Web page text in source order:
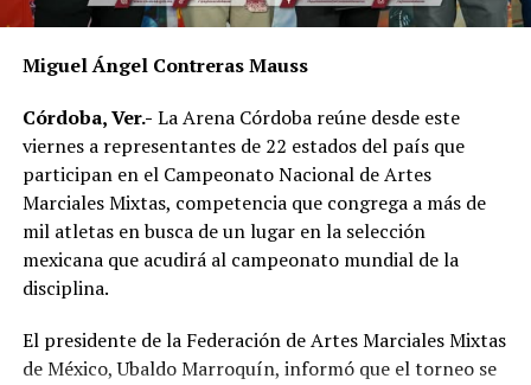
Miguel Ángel Contreras Mauss
Córdoba, Ver.- La Arena Córdoba reúne desde este
viernes a representantes de 22 estados del país que
participan en el Campeonato Nacional de Artes
Marciales Mixtas, competencia que congrega a más de
mil atletas en busca de un lugar en la selección
mexicana que acudirá al campeonato mundial de la
disciplina.
El presidente de la Federación de Artes Marciales Mixtas
de México, Ubaldo Marroquín, informó que el torneo se